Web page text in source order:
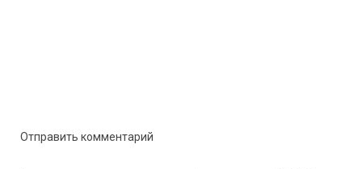
Отправить комментарий